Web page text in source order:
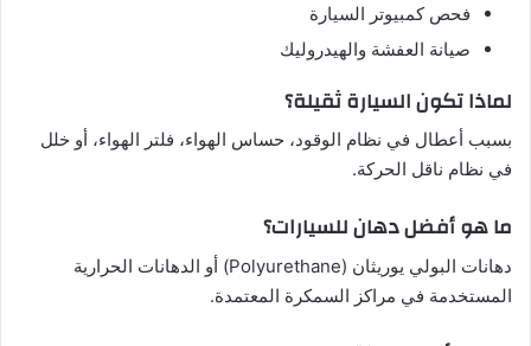
فحص كمبيوتر السيارة
صيانة العفشة والهيدروليك
لماذا تكون السيارة ثقيلة؟
بسبب أعطال في نظام الوقود، حساس الهواء، فلتر الهواء، أو خلل
في نظام ناقل الحركة.
ما هو أفضل دهان للسيارات؟
دهانات البولي يوريثان (Polyurethane) أو الدهانات الحرارية
المستخدمة في مراكز السمكرة المعتمدة.